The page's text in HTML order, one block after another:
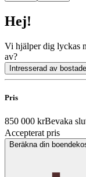
Hej!
Vi hjälper dig lyckas
av?
Intresserad av
Pris
850 000 krBevaka
Accepterat pris
Beräkna din